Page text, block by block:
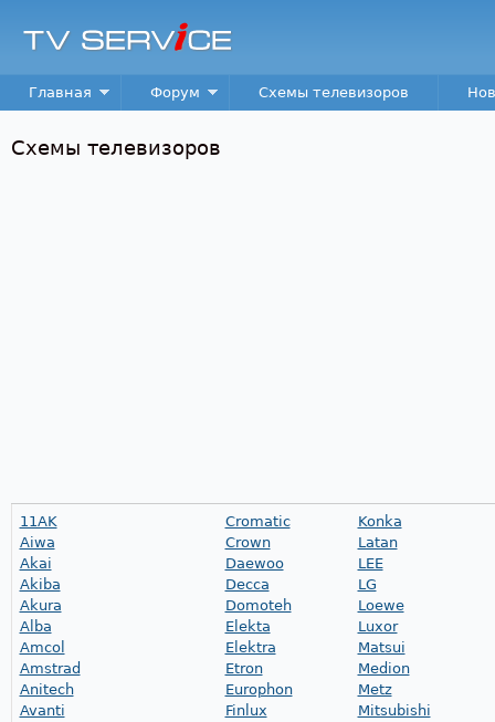
TV
Service
Main menu
Главная Форум Схемы телевизоров
Схемы телевизоров
11AK
Aiwa
Akai
Akiba
Akura
Alba
Amcol
Amstrad
Anitech
Avanti
Cromatic
Crown
Daewoo
Decca
Domoteh
Elekta
Elektra
Etron
Europhon
Finlux
Konka
Latan
LEE
LG
Loewe
Luxor
Matsui
Medion
Metz
Mitsubishi